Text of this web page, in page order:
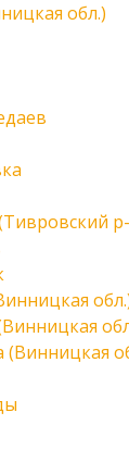
обл.)
(Винницкая